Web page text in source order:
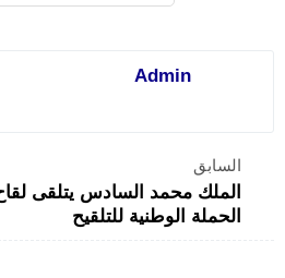
Admin
السابق
الملك محمد السادس يتلقى
الحملة الوطنية للتلقيح